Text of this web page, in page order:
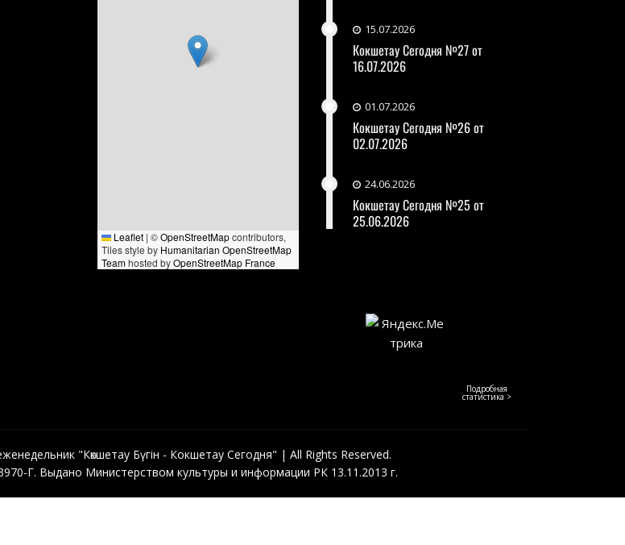
Leaflet | ©OpenStreetMapcontributors,
Tiles style by Humanitarian OpenStreetMap
Teamhosted byOpenStreetMap France
15.07.2026
Кокшетау Сегодня №27 от
16.07.2026
01.07.2026
Кокшетау Сегодня №26 от
02.07.2026
24.06.2026
Кокшетау Сегодня №25 от
25.06.2026
Подробная
статистика >
"Көкшетау Бүгін - Кокшетау Сегодня" | All Rights Reserved.
Г. Выдано Министерством культуры и информации РК 13.11.2013 г.